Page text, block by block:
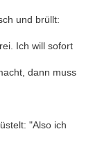
und brüllt:
Ich will sofort
dann muss
"Also ich